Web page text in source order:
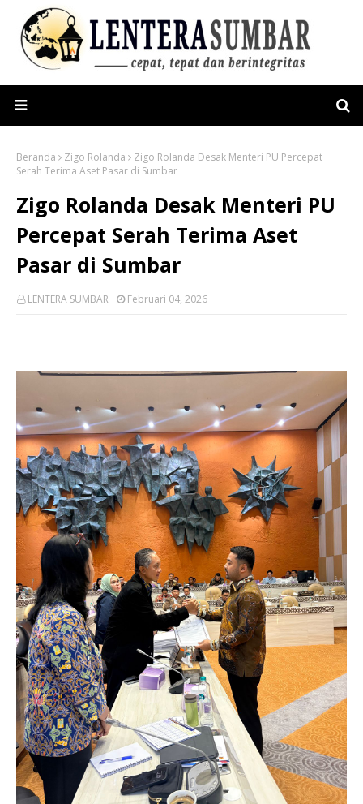
Beranda Zigo Rolanda
Zigo Rolanda Desak Menteri PU Percepat
Serah Terima Aset Pasar di Sumbar
Zigo Rolanda Desak Menteri PU
Percepat Serah Terima Aset
Pasar di Sumbar
LENTERA SUMBAR Februari 04, 2026